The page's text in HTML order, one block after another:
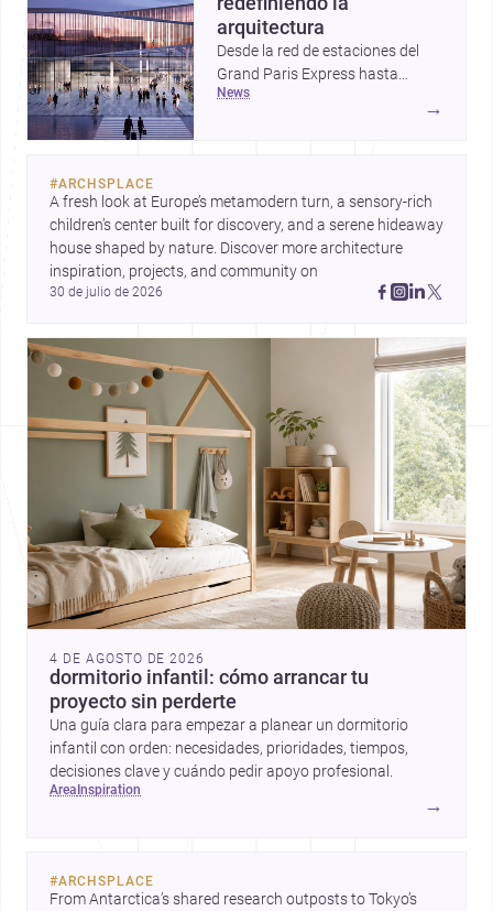
arquitectura
Desde la red de estaciones del
Grand Paris Express hasta
proyectos que celebran la huella
infraestructura, materialidad y
vida cotidiana. Tres enfoques
distintos, unidos por una misma
pregunta: cómo diseñar espacios
más sensibles, durables y
news
→
#ARCHSPLACE
A fresh look at Europe’s metamodern turn, a sensory-rich
children’s center built for discovery, and a serene hideaway
house shaped by nature. Discover more architecture
30 de julio de 2026
4 DE AGOSTO DE 2026
dormitorio infantil: cómo arrancar tu
proyecto sin perderte
Una guía clara para empezar a planear un dormitorio
infantil con orden: necesidades, prioridades, tiempos,
decisiones clave y cuándo pedir apoyo profesional.
area inspiration
→
#ARCHSPLACE
From Antarctica’s shared research outposts to Tokyo’s